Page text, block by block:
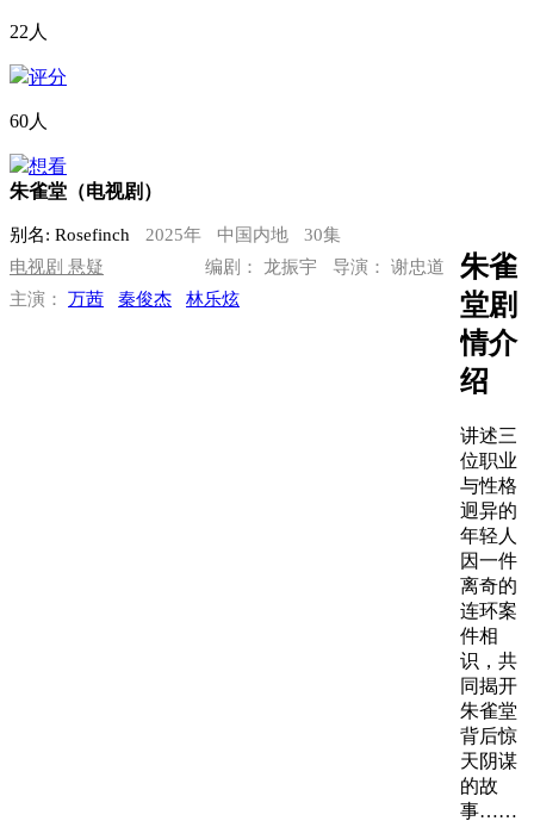
22人
评分
60人
想看
朱雀堂（电视剧）
别名: Rosefinch 2025年 中国内地
30集
电视剧 悬疑 编剧： 龙振宇
导演： 谢忠道
主演： 万茜 秦俊杰 林乐炫
朱雀
堂剧
情介
绍
讲述三
位职业
与性格
迥异的
年轻人
因一件
离奇的
连环案
件相
识，共
同揭开
朱雀堂
背后惊
天阴谋
的故
事……